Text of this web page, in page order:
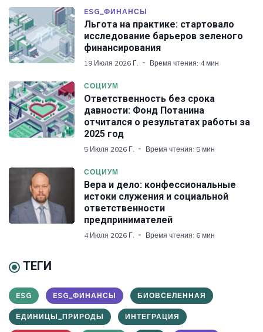
ESG_ФИНАНСЫ
Льгота на практике: стартовало
исследование барьеров зеленого
финансирования
19 Июля 2026 Г. Время чтения: 4 мин
СОЦИУМ
Ответственность без срока
давности: Фонд Потанина
отчитался о результатах работы за
2025 год
5 Июля 2026 Г. Время чтения: 5 мин
СОЦИУМ
Вера и дело: конфессиональные
истоки служения и социальной
ответственности
предпринимателей
4 Июля 2026 Г. Время чтения: 6 мин
ТЕГИ
ESG ESG_ФИНАНСЫ БИОВСЕЛЕННАЯ
ЕДИНИЦЫ_ПРИРОДЫ ИНТЕГРАЦИЯ